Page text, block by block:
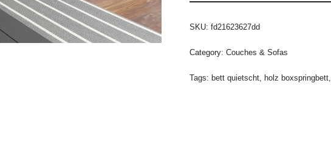
SKU: fd21623627dd
Category: Couches & Sofas
Tags: bett quietscht, holz boxspringbett,